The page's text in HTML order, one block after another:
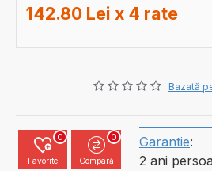
Bazată
142.80 Lei x 4 rate
Favorite
0
Compară
0 Garantie:
2 ani